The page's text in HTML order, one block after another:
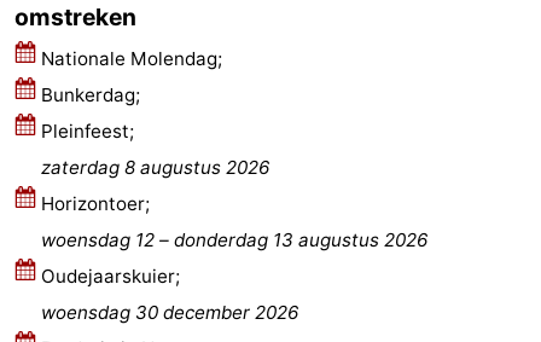
omstreken
Nationale Molendag;
Bunkerdag;
Pleinfeest;
zaterdag 8 augustus 2026
Horizontoer;
woensdag 12 – donderdag 13 augustus 2026
Oudejaarskuier;
woensdag 30 december 2026